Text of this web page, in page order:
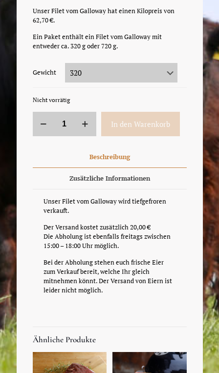
Unser Filet vom Galloway hat einen Kilopreis von
62,70 €.
Ein Paket enthält ein Filet vom Galloway mit
entweder ca. 320 g oder 720 g.
Gewicht
Nicht vorrätig
vom
Galloway
In den Warenkorb
Beschreibung
Zusätzliche Informationen
Unser Filet vom Galloway wird tiefgefroren
verkauft.
Der Versand kostet zusätzlich 20,00 €
Die Abholung ist ebenfalls freitags zwischen
15:00 – 18:00 Uhr möglich.
Bei der Abholung stehen euch frische Eier
zum Verkauf bereit, welche Ihr gleich
mitnehmen könnt. Der Versand von Eiern ist
leider nicht möglich.
Ähnliche Produkte